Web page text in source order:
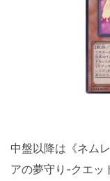
中盤以降は《ネム
アの夢守り-クエッ